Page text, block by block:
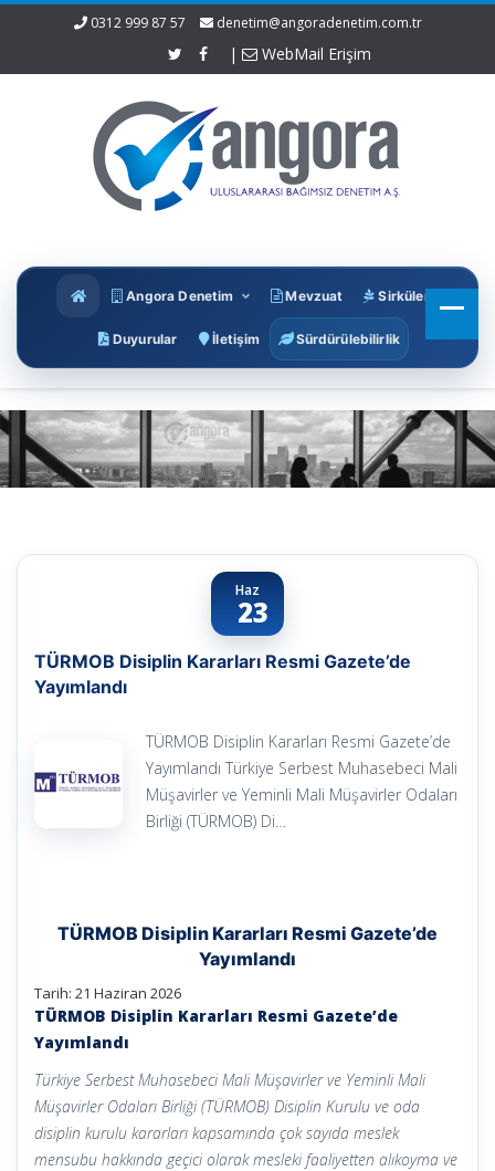
0312 999 87 57 denetim@angoradenetim.com.tr
| WebMail Erişim
Angora Denetim Mevzuat Sirküler
Duyurular İletişim Sürdürülebilirlik
Haz
23
TÜRMOB Disiplin Kararları Resmi Gazete’de
Yayımlandı
TÜRMOB Disiplin Kararları Resmi Gazete’de
Yayımlandı Türkiye Serbest Muhasebeci Mali
Müşavirler ve Yeminli Mali Müşavirler Odaları
Birliği (TÜRMOB) Di…
TÜRMOB Disiplin Kararları Resmi Gazete’de
Yayımlandı
Tarih: 21 Haziran 2026
TÜRMOB Disiplin Kararları Resmi Gazete’de
Yayımlandı
Türkiye Serbest Muhasebeci Mali Müşavirler ve Yeminli Mali
Müşavirler Odaları Birliği (TÜRMOB) Disiplin Kurulu ve oda
disiplin kurulu kararları kapsamında çok sayıda meslek
mensubu hakkında geçici olarak mesleki faaliyetten alıkoyma ve